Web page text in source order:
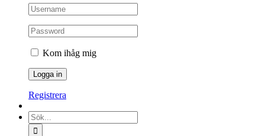
Kom ihåg mig
Registrera
Sök
efter: